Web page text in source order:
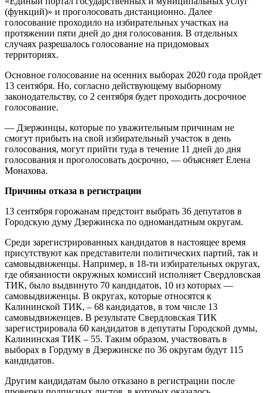
(функций)» и проголосовать дистанционно. Далее
голосование проходило на избирательных участках на
протяжении пяти дней до дня голосования. В отдельных
случаях разрешалось голосование на придомовых
территориях.
Основное голосование на осенних выборах 2020 года пройдет
13 сентября. Но, согласно действующему выборному
законодательству, со 2 сентября будет проходить досрочное
голосование.
— Дзержинцы, которые по уважительным причинам не
смогут прибыть на свой избирательный участок в день
голосования, могут прийти туда в течение 11 дней до дня
голосования и проголосовать досрочно, — объясняет Елена
Монахова.
Причины отказа в регистрации
13 сентября горожанам предстоит выбрать 36 депутатов в
Городскую думу Дзержинска по одномандатным округам.
Среди зарегистрированных кандидатов в настоящее время
присутствуют как представители политических партий, так и
самовыдвиженцы. Например, в 18-ти избирательных округах,
где обязанности окружных комиссий исполняет Свердловская
ТИК, было выдвинуто 70 кандидатов, 10 из которых —
самовыдвиженцы. В округах, которые относятся к
Калининской ТИК, – 68 кандидатов, в том числе 13
самовыдвиженцев. В результате Свердловская ТИК
зарегистрировала 60 кандидатов в депутаты Городской думы,
Калининская ТИК – 55. Таким образом, участвовать в
выборах в Гордуму в Дзержинске по 36 округам будут 115
кандидатов.
Другим кандидатам было отказано в регистрации после